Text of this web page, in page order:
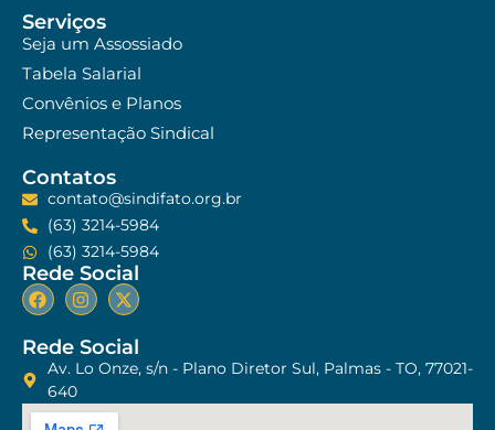
Serviços
Seja um Assossiado
Tabela Salarial
Convênios e Planos
Representação Sindical
Contatos
contato@sindifato.org.br
(63) 3214-5984
(63) 3214-5984
Rede Social
Rede Social
Av. Lo Onze, s/n - Plano Diretor Sul, Palmas - TO, 77021-
640